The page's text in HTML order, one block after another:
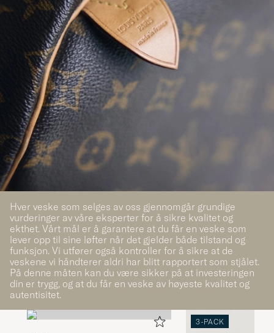
Hver veske som selges av oss gjennomgår grundige
vurderinger av våre eksperter for å sikre kvalitet og
ekthet. Vårt mål er å garantere at du får en veske som
lever opp til sine løfter når det gjelder både tilstand og
funksjon. Vi utfører også kontroller for å sikre at de
veskene vi håndterer aldri har blitt rapportert som stjålet.
På denne måten kan du være sikker på at investeringen
din er trygg, og at du får en veske av høyeste kvalitet og
autentisitet.
3-PACK